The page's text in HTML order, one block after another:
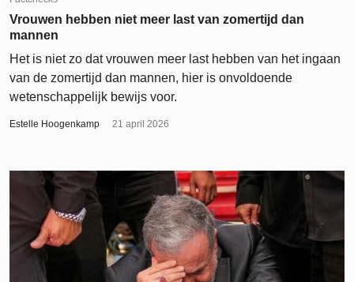
Vrouwen hebben niet meer last van zomertijd dan
mannen
Het is niet zo dat vrouwen meer last hebben van het ingaan
van de zomertijd dan mannen, hier is onvoldoende
wetenschappelijk bewijs voor.
Estelle Hoogenkamp 21 april 2026